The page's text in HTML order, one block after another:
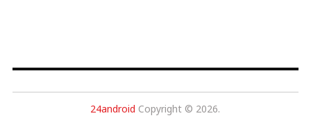
24android Copyright © 2026.